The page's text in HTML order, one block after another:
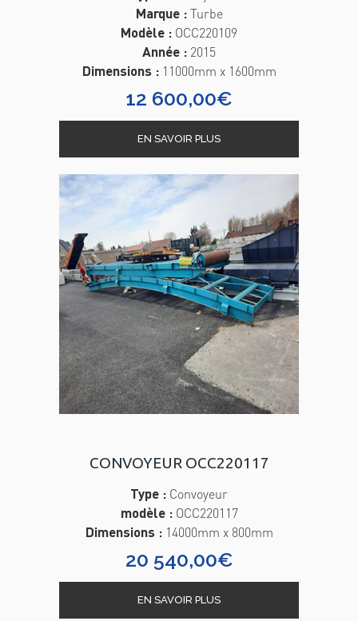
Marque :Turbe
Modèle : OCC220109
Année : 2015
Dimensions :11000mm x 1600mm
12 600,00€
EN SAVOIR PLUS
CONVOYEUR OCC220117
Type : Convoyeur
modèle :OCC220117
Dimensions :14000mm x 800mm
20 540,00€
EN SAVOIR PLUS